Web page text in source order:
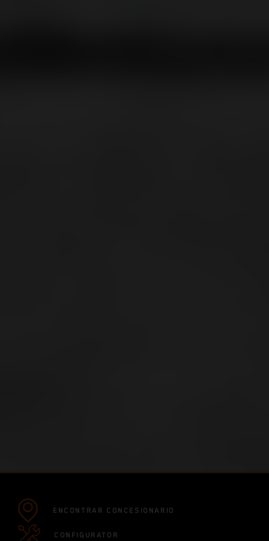
ENCONTRAR CONCESIONARIO
CONFIGURATOR